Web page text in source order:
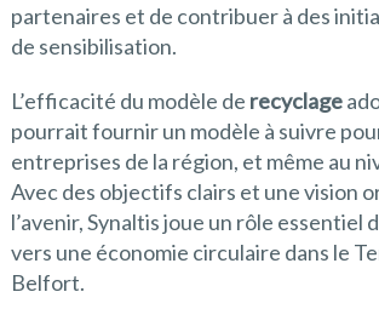
partenaires et de contribuer à des
de sensibilisation.
L’efficacité du modèle de recyclage
pourrait fournir un modèle à suivre
entreprises de la région, et même au
Avec des objectifs clairs et une vision
l’avenir, Synaltis joue un rôle essentiel
vers une économie circulaire dans le
Belfort.